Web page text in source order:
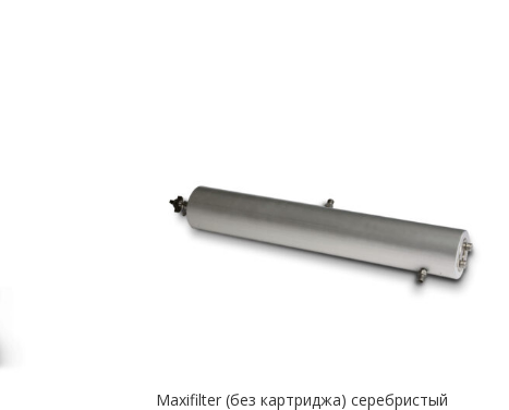
Maxifilter (без картриджа) серебристый